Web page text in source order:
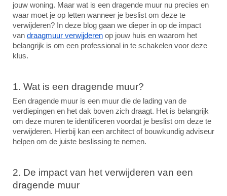
jouw woning. Maar wat is een dragende muur nu precies en
waar moet je op letten wanneer je beslist om deze te
verwijderen? In deze blog gaan we dieper in op de impact
van draagmuur verwijderen op jouw huis en waarom het
belangrijk is om een professional in te schakelen voor deze
klus.
1. Wat is een dragende muur?
Een dragende muur is een muur die de lading van de
verdiepingen en het dak boven zich draagt. Het is belangrijk
om deze muren te identificeren voordat je beslist om deze te
verwijderen. Hierbij kan een architect of bouwkundig adviseur
helpen om de juiste beslissing te nemen.
2. De impact van het verwijderen van een
dragende muur